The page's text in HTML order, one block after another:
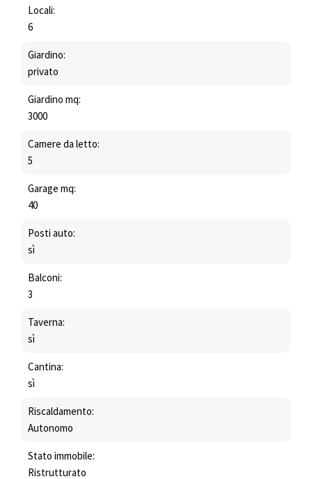
Locali:
6
Giardino:
privato
Giardino mq:
3000
Camere da letto:
5
Garage mq:
40
Posti auto:
sì
Balconi:
3
Taverna:
sì
Cantina:
sì
Riscaldamento:
Autonomo
Stato immobile:
Ristrutturato